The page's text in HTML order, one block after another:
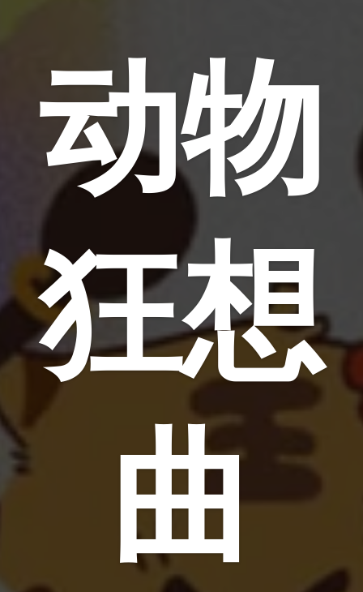
动物
狂想
曲